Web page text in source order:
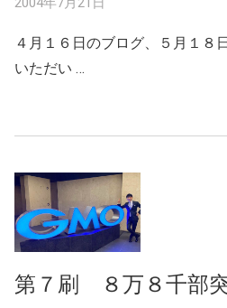
４月１６日のブログ、５月１８
いただい …
第７刷 ８万８千部